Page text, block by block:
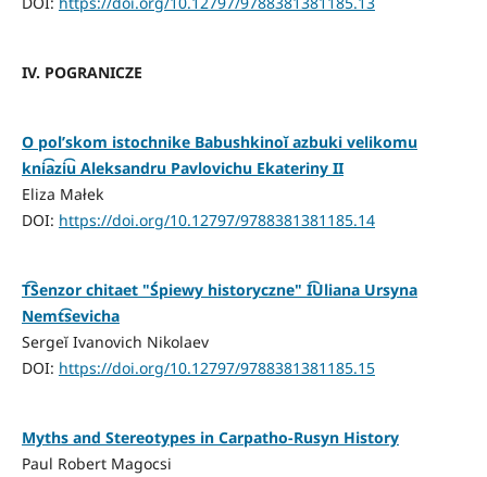
IV. POGRANICZE
O polʹskom istochnike Babushkinoĭ azbuki velikomu
kni͡azi͡u Aleksandru Pavlovichu Ekateriny II
Eliza Małek
DOI: https://doi.org/10.12797/9788381381185.14
T͡Senzor chitaet "Śpiewy historyczne" I͡Uliana Ursyna
Nemt͡sevicha
Sergeĭ Ivanovich Nikolaev
DOI: https://doi.org/10.12797/9788381381185.15
Myths and Stereotypes in Carpatho-Rusyn History
Paul Robert Magocsi